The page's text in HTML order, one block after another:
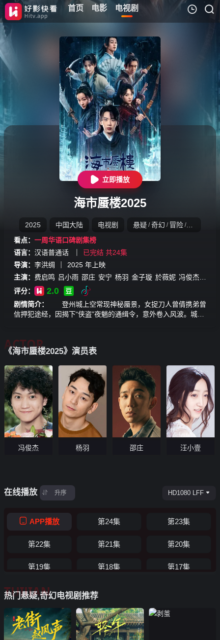
首页 电影 电视剧
我的观影记录
暂无观看影片的记录
立即播放
海市蜃楼2025
2025 中国大陆 电视剧 悬疑 / 奇幻 / 冒险 /
看点： 一周华语口碑剧集榜
语言： 汉语普通话
已完结 共24集
导演： 李洪绸 2025 年上映
主演： 费启鸣 吕小雨 邵庄 安宁 杨羽 金子璇 於薇妮 冯俊杰
评分：
2.0
剧情简介：
登州城上空常现神秘蜃景，女捉刀人曾倩携弟曾
信押犯途经，因揭下“侠盗”夜魈的通缉令，意外卷入风波。城内
中，众人破除误会、寻找真相，既要对抗未知势力，又要在亲
情、友情与大义间抉择，揭开这场围绕蜃楼的奇幻迷局。
《海市蜃楼2025》演员表
ACTOR
冯俊杰 杨羽 邵庄 汪小壹
在线播放 升序 HD1080 LFF
APP播放 第24集 第23集
第22集 第21集 第20集
第19集 第18集 第17集
第16集
第13集 第12集 第11集
第10集 第09集
热门悬疑,奇幻电视剧推荐
TUIJIAN